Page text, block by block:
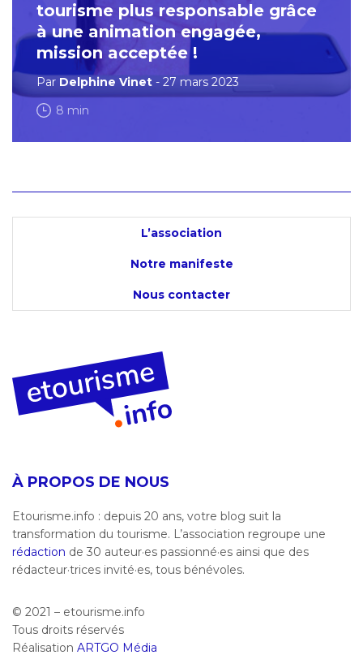
tourisme plus responsable grâce
à une animation engagée,
mission acceptée !
Par Delphine Vinet - 27 mars 2023
8 min
L’association
Notre manifeste
Nous contacter
À PROPOS DE NOUS
Etourisme.info : depuis 20 ans, votre blog suit la
transformation du tourisme. L’association regroupe une
rédaction de 30 auteur·es passionné·es ainsi que des
rédacteur·trices invité·es, tous bénévoles.
© 2021 – etourisme.info
Tous droits réservés
Réalisation ARTGO Média